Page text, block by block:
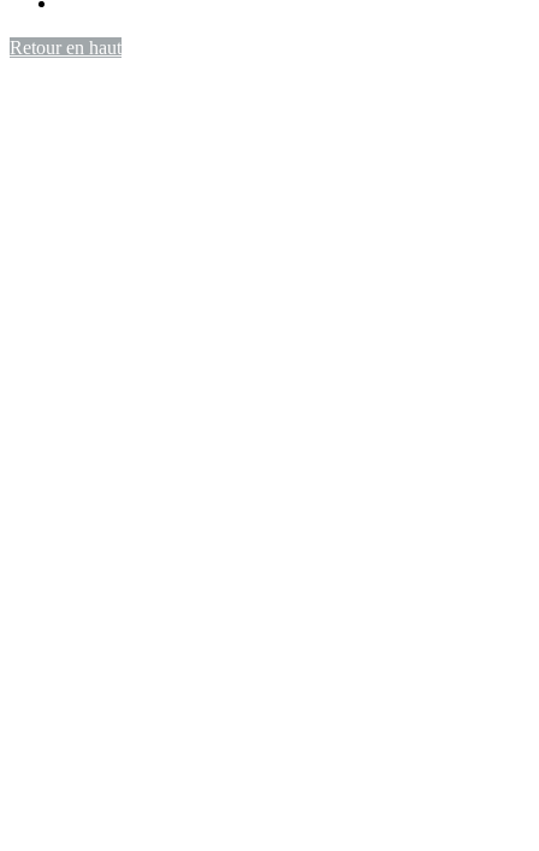
Retour en haut